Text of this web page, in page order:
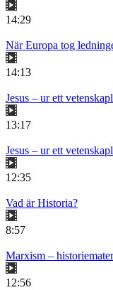
14:29
När Europa tog
14:13
Jesus – ur ett
13:17
Jesus – ur ett
12:35
Vad är Historia?
8:57
Marxism –
12:56